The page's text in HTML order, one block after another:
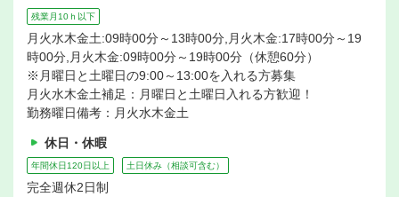
残業月10ｈ以下
月火水木金土:09時00分～13時00分,月火木金:17時00分～19
時00分,月火木金:09時00分～19時00分（休憩60分）
※月曜日と土曜日の9:00～13:00を入れる方募集
月火水木金土補足：月曜日と土曜日入れる方歓迎！
勤務曜日備考：月火水木金土
休日・休暇
年間休日120日以上 土日休み（相談可含む）
完全週休2日制